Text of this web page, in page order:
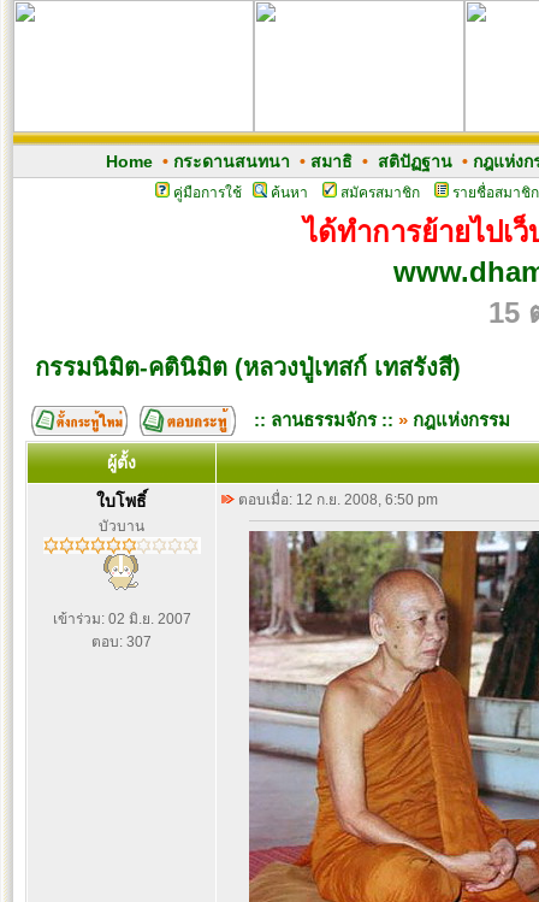
Home• กระดานสนทนา • สมาธิ• สติปัฏฐาน• กฎแห่งก
คู่มือการใช้ ค้นหา สมัครสมาชิก รายชื่อสมาชิก
ได้ทำการย้ายไปเ
15
กรรมนิมิต-คตินิมิต (หลวงปู่เทสก์ เทสรังสี)
:: ลานธรรมจักร :: » กฎแห่งกรรม
ผู้ตั้ง
ใบโพธิ์
บัวบาน
เข้าร่วม: 02 มิ.ย. 2007
ตอบ: 307
ตอบเมื่อ: 12 ก.ย. 2008, 6:50 pm